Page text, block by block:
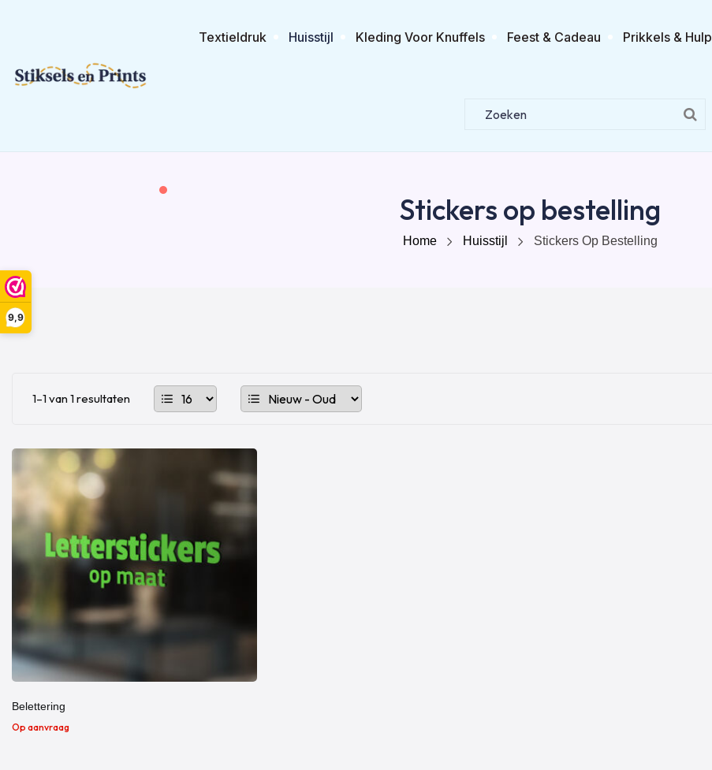
9,9
Textieldruk Huisstijl Kleding Voor Knuffels Feest & Cadeau Prikkels & Hulp
Stickers op bestelling
Home Huisstijl Stickers Op Bestelling
1–1 van 1 resultaten
Belettering
Op aanvraag